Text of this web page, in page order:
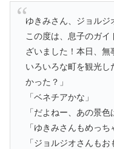
ゆきみさん、ジョルジ
この度は、息子のガ
ざいました！本日、無
いろいろな町を観光し
かった？」
「ベネチアかな」
「だよねー、あの景色
「ゆきみさんもめっち
「ジョルジオさんも